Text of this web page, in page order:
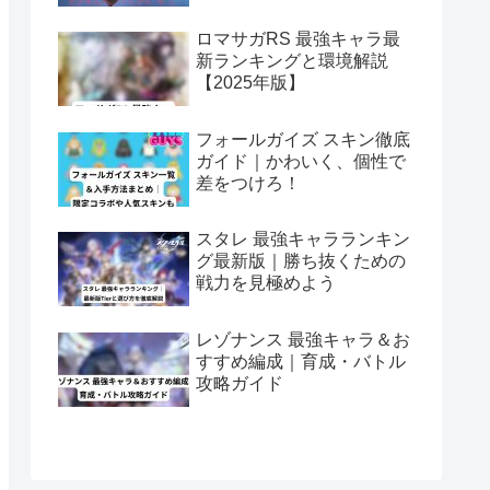
ロマサガRS 最強キャラ最
新ランキングと環境解説
【2025年版】
フォールガイズ スキン徹底
ガイド｜かわいく、個性で
差をつけろ！
スタレ 最強キャラランキン
グ最新版｜勝ち抜くための
戦力を見極めよう
レゾナンス 最強キャラ＆お
すすめ編成｜育成・バトル
攻略ガイド